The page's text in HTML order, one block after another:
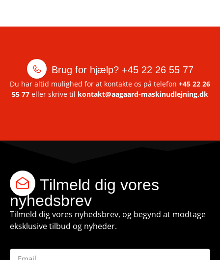
Brug for hjælp? +45 22 26 55 77
Du har altid mulighed for at kontakte os på telefon +45 22 26
55 77 eller skrive til kontakt@aagaard-maskinudlejning.dk
Tilmeld dig vores
nyhedsbrev
Tilmeld dig vores nyhedsbrev, og begynd at modtage
eksklusive tilbud og nyheder.